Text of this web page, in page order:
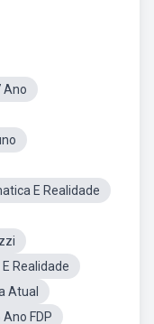
Ano
E Realidade
Realidade
Atual
FDP